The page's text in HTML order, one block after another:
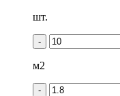
Количество
Кронапласт
-
шт.
-
м2
-